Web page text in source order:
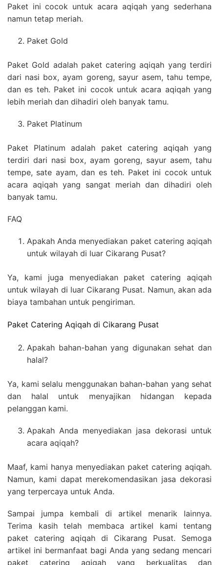
Paket ini cocok untuk acara aqiqah yang sederhana
namun tetap meriah.
Paket Gold
Paket Gold adalah paket catering aqiqah yang terdiri
dari nasi box, ayam goreng, sayur asem, tahu tempe,
dan es teh. Paket ini cocok untuk acara aqiqah yang
lebih meriah dan dihadiri oleh banyak tamu.
Paket Platinum
Paket Platinum adalah paket catering aqiqah yang
terdiri dari nasi box, ayam goreng, sayur asem, tahu
tempe, sate ayam, dan es teh. Paket ini cocok untuk
acara aqiqah yang sangat meriah dan dihadiri oleh
banyak tamu.
FAQ
Apakah Anda menyediakan paket catering aqiqah
untuk wilayah di luar Cikarang Pusat?
Ya, kami juga menyediakan paket catering aqiqah
untuk wilayah di luar Cikarang Pusat. Namun, akan ada
biaya tambahan untuk pengiriman.
Paket Catering Aqiqah di Cikarang Pusat
Apakah bahan-bahan yang digunakan sehat dan
halal?
Ya, kami selalu menggunakan bahan-bahan yang sehat
dan halal untuk menyajikan hidangan kepada
pelanggan kami.
Apakah Anda menyediakan jasa dekorasi untuk
acara aqiqah?
Maaf, kami hanya menyediakan paket catering aqiqah.
Namun, kami dapat merekomendasikan jasa dekorasi
yang terpercaya untuk Anda.
Sampai jumpa kembali di artikel menarik lainnya.
Terima kasih telah membaca artikel kami tentang
paket catering aqiqah di Cikarang Pusat. Semoga
artikel ini bermanfaat bagi Anda yang sedang mencari
paket catering aqiqah yang berkualitas dan